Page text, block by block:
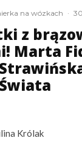
na wózkach ·
z
Marta
Królak